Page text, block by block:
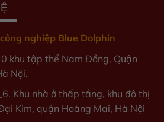
nghiệp Blue Dolphin
khu tập thể Nam Đồng, Quận
Nội.
Khu nhà ở thấp tầng, khu đô thị
Kim, quận Hoàng Mai, Hà Nội